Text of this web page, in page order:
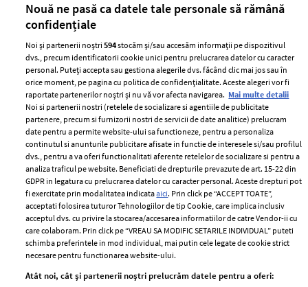
ELLE Style Awards
2024
Despre ELLE
Romania
Contact
Abonamente
Termeni si conditii
Politica de
confidențialitate
Politica de cookies
Publicitate
femei
Nouă ne pasă ca datele tale personale să rămână
confidențiale
Noi și partenerii noștri594stocăm și/sau accesăm informații pe dispozitivul
dvs., precum identificatorii cookie unici pentru prelucrarea datelor cu caracter
personal. Puteți accepta sau gestiona alegerile dvs. făcând clic mai jos sau în
orice moment, pe pagina cu politica de confidențialitate. Aceste alegeri vor fi
raportate partenerilor noștri și nu vă vor afecta navigarea. Mai multe detalii
Noi si partenerii nostri (retelele de socializare si agentiile de publicitate
partenere, precum si furnizorii nostri de servicii de date analitice) prelucram
date pentru a permite website-ului sa functioneze, pentru a personaliza
continutul si anunturile publicitare afisate in functie de interesele si/sau profilul
dvs., pentru a va oferi functionalitati aferente retelelor de socializare si pentru a
analiza traficul pe website. Beneficiati de drepturile prevazute de art. 15-22 din
GDPR in legatura cu prelucrarea datelor cu caracter personal. Aceste drepturi pot
fi exercitate prin modalitatea indicataaici. Prin click pe “ACCEPT TOATE”,
acceptati folosirea tuturor Tehnologiilor de tip Cookie, care implica inclusiv
acceptul dvs. cu privire la stocarea/accesarea informatiilor de catre Vendor-ii cu
care colaboram. Prin click pe “VREAU SA MODIFIC SETARILE INDIVIDUAL” puteti
schimba preferintele in mod individual, mai putin cele legate de cookie strict
necesare pentru functionarea website-ului.
Atât noi, cât și partenerii noștri prelucrăm datele pentru a oferi: